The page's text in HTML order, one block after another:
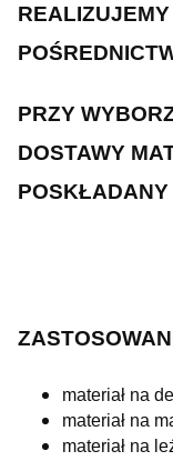
PRZY
DOSTAWY
POSKŁADANY
materiał na
materiał na
materiał na